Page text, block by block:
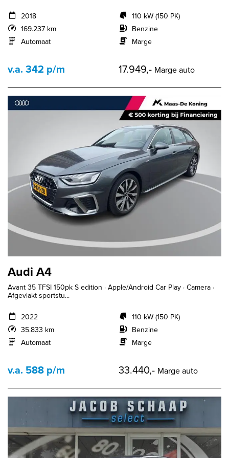
2018
169.237 km
Automaat
110 kW (150 PK)
Benzine
Marge
v.a. 342 p/m 17.949,- Marge auto
Audi A4
Avant 35 TFSI 150pk S edition · Apple/Android Car Play · Camera ·
Afgevlakt sportstu...
2022
35.833 km
Automaat
110 kW (150 PK)
Benzine
Marge
v.a. 588 p/m 33.440,- Marge auto